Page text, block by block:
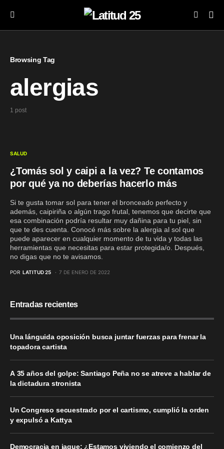
Browsing Tag
alergias
1 post
SALUD
¿Tomás sol y caipi a la vez? Te contamos
por qué ya no deberías hacerlo más
Si te gusta tomar sol para tener el bronceado perfecto y
además, caipiriña o algún trago frutal, tenemos que decirte que
esa combinación podría resultar muy dañina para tu piel, sin
que te des cuenta. Conocé más sobre la alergia al sol que
puede aparecer en cualquier momento de tu vida y todas las
herramientas que necesitas para estar protegida/o. Después,
no digas que no te avisamos.
POR LATITUD 25 7 DE ENERO DE 2022
Entradas recientes
Una lánguida oposición busca juntar fuerzas para frenar la
topadora cartista
A 35 años del golpe: Santiago Peña no se atreve a hablar de
la dictadura stronista
Un Congreso secuestrado por el cartismo, cumplió la orden
y expulsó a Kattya
Democracia en jaque: ¿Estamos viviendo el comienzo del